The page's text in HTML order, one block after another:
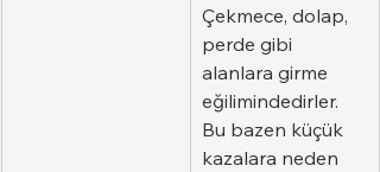
Çekmece, dolap,
perde gibi
alanlara girme
eğilimindedirler.
Bu bazen küçük
kazalara neden